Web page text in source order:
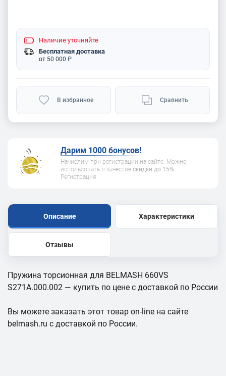
Наличие уточняйте
Бесплатная доставка
от 50 000 ₽
В избранное Сравнить
Дарим 1000 бонусов!
Начислим при регистрации на сайте. Можно
использовать в качестве скидки до 15%.
Регистрация
Описание Характеристики
Отзывы
Пружина торсионная для BELMASH 660VS
S271A.000.002 — купить по цене с доставкой по России
Вы можете заказать этот товар on-line на сайте
belmash.ru с доставкой по России.